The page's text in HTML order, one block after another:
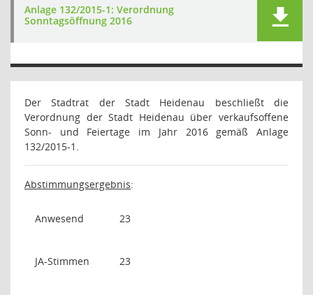
Anlage 132/2015-1: Verordnung
Sonntagsöffnung 2016
Der Stadtrat der Stadt Heidenau beschließt die
Verordnung der Stadt Heidenau über verkaufsoffene
Sonn- und Feiertage im Jahr 2016 gemäß Anlage
132/2015-1.
Abstimmungsergebnis:
Anwesend 23
JA-Stimmen 23